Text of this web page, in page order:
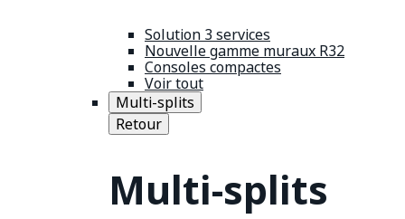
Solution 3 services
Nouvelle gamme muraux R32
Consoles compactes
Voir tout
Multi-splits
Retour
Multi-splits